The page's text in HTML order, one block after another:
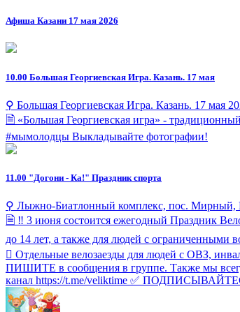
Афиша Казани 17 мая 2026
10.00 Большая Георгиевская Игра. Казань. 17 мая
⚲ Большая Георгиевская Игра. Казань. 17 мая
🗎 «Большая Георгиевская игра» -
#мымолодцы Выкладывайте фотографии!
11.00 "Догони - Ка!" Праздник спорта
⚲ Лыжно-Биатлонный комплекс, пос. Мирный,
🗎 ‼ 3 июня состоится ежегодный Праздник
до 14 лет, а также для людей с ограниченными
 Отдельные велозаезды для людей с ОВЗ,
ПИШИТЕ в сообщения в группе. Также мы
канал https://t.me/veliktime ✅